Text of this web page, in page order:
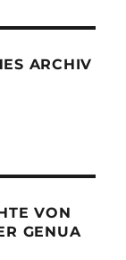
ARCHIV
VON
GENUA